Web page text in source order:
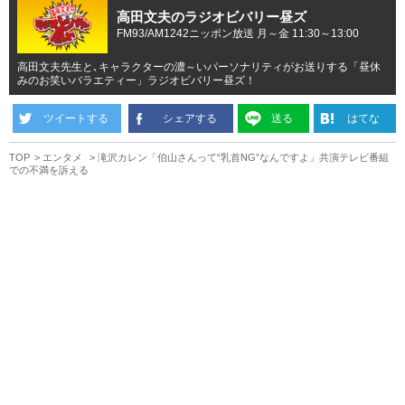
高田文夫のラジオビバリー昼ズ
FM93/AM1242ニッポン放送 月～金 11:30～13:00
高田文夫先生と､キャラクターの濃～いパーソナリティがお送りする「昼休
みのお笑いバラエティー」ラジオビバリー昼ズ！
ツイートする シェアする 送る はてな
TOP エンタメ
滝沢カレン「伯山さんって“乳首NG”なんですよ」共演テレビ番組
での不満を訴える